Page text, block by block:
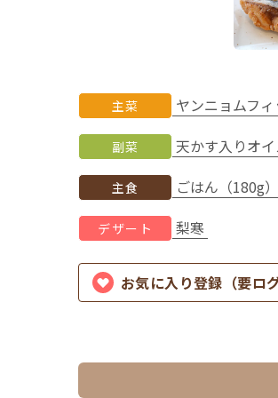
主菜 ヤンニョムフ
副菜 天かす入りオ
主食 ごはん（180g）
デザート 梨寒
お気に入り登録（要ログ